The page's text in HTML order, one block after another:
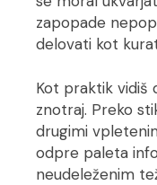
zapopade
delovati kot
Kot praktik vidiš
znotraj. Preko
drugimi
odpre paleta
neudeleženim